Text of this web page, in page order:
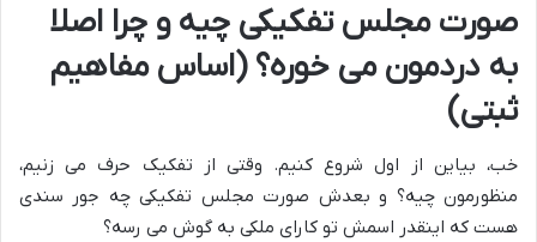
صورت مجلس تفکیکی چیه و چرا اصلا
به دردمون می خوره؟ (اساس مفاهیم
ثبتی)
خب، بیاین از اول شروع کنیم. وقتی از تفکیک حرف می زنیم،
منظورمون چیه؟ و بعدش صورت مجلس تفکیکی چه جور سندی
هست که اینقدر اسمش تو کارای ملکی به گوش می رسه؟